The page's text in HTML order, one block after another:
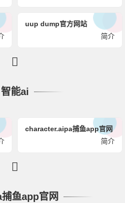
uup dump官方网站
简介
智能ai
character.aipa捕鱼app官网
简介
鱼app官网